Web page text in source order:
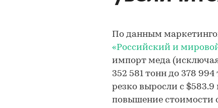
По данным
«Российский и
импорт меда
352 581 тонн до 378
резко выросли с $583.9
повышение стоимости